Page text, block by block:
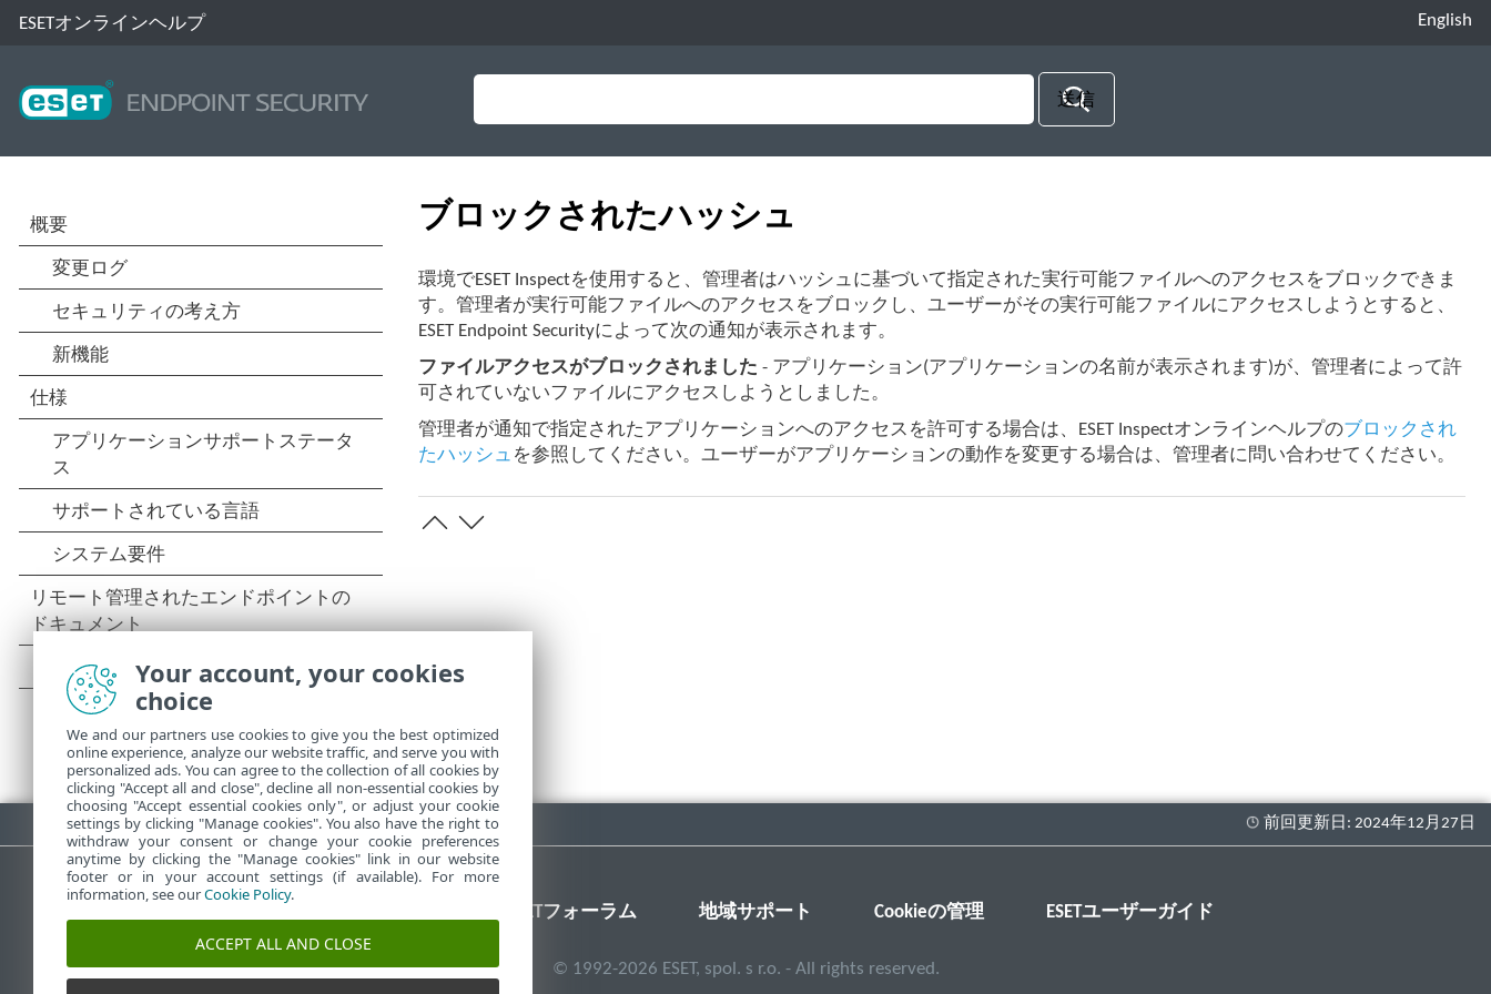
ESETオンラインヘルプ English
ブロックされたハッシュ
環境でESET Inspectを使用すると、管理者はハッシュに基づいて指定された実行可能ファイルへのアクセスをブロックできま
す。管理者が実行可能ファイルへのアクセスをブロックし、ユーザーがその実行可能ファイルにアクセスしようとすると、
ESET Endpoint Securityによって次の通知が表示されます。
ファイルアクセスがブロックされました - アプリケーション(アプリケーションの名前が表示されます)が、管理者によって許
可されていないファイルにアクセスしようとしました。
管理者が通知で指定されたアプリケーションへのアクセスを許可する場合は、ESET Inspectオンラインヘルプのブロックされ
たハッシュ を参照してください。ユーザーがアプリケーションの動作を変更する場合は、管理者に問い合わせてください。
PDFのダウンロード
ESETフォーラム 地域サポート Cookieの管理 ESETユーザーガイド
© 1992-2026 ESET, spol. s r.o. - All rights reserved.
Your account, your cookies
choice
We and our partners use cookies to give you the best optimized
online experience, analyze our website traffic, and serve you with
personalized ads. You can agree to the collection of all cookies by
clicking "Accept all and close", decline all non-essential cookies by
choosing "Accept essential cookies only", or adjust your cookie
settings by clicking "Manage cookies". You also have the right to
withdraw your consent or change your cookie preferences
anytime by clicking the "Manage cookies" link in our website
footer or in your account settings (if available). For more
information, see ourCookie Policy.
ACCEPT ALL AND CLOSE